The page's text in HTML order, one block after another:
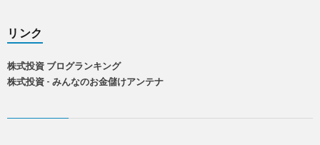
リンク
株式投資 ブログランキング
株式投資 - みんなのお金儲けアンテナ